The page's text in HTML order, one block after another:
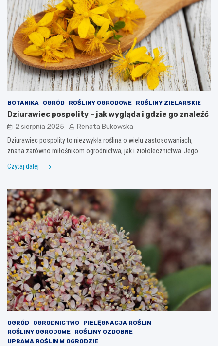
BOTANIKA OGRÓD ROŚLINY OGRODOWE ROŚLINY ZIELARSKIE
Dziurawiec pospolity – jak wygląda i gdzie go znaleźć
2 sierpnia 2025 Renata Bukowska
Dziurawiec pospolity to niezwykła roślina o wielu zastosowaniach,
znana zarówno miłośnikom ogrodnictwa, jak i ziołolecznictwa. Jego…
Czytaj dalej
OGRÓD OGRODNICTWO
PIELĘGNACJA ROŚLIN
ROŚLINY OGRODOWE
ROŚLINY OZDOBNE
UPRAWA ROŚLIN W OGRODZIE